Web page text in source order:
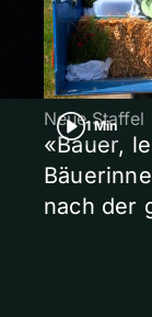
1 Min
Neue Staffel
«Bauer,
nach der